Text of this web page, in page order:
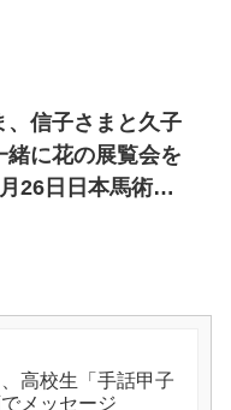
、信子さまと久子
緒に花の展覧会を
26日日本馬術連
高校生「手話甲子
でメッセージ